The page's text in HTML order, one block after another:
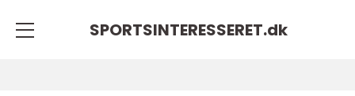
SPORTSINTERESSERET.dk